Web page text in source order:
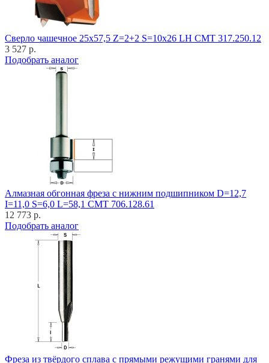
Cверло чашечное 25x57,5 Z=2+2 S=10x26 LH CMT 317.250.12
3 527 р.
Подобрать аналог
Алмазная обгонная фреза с нижним подшипником D=12,7
I=11,0 S=6,0 L=58,1 CMT 706.128.61
12 773 р.
Подобрать аналог
Фреза из твёрдого сплава с прямыми режущими гранями для